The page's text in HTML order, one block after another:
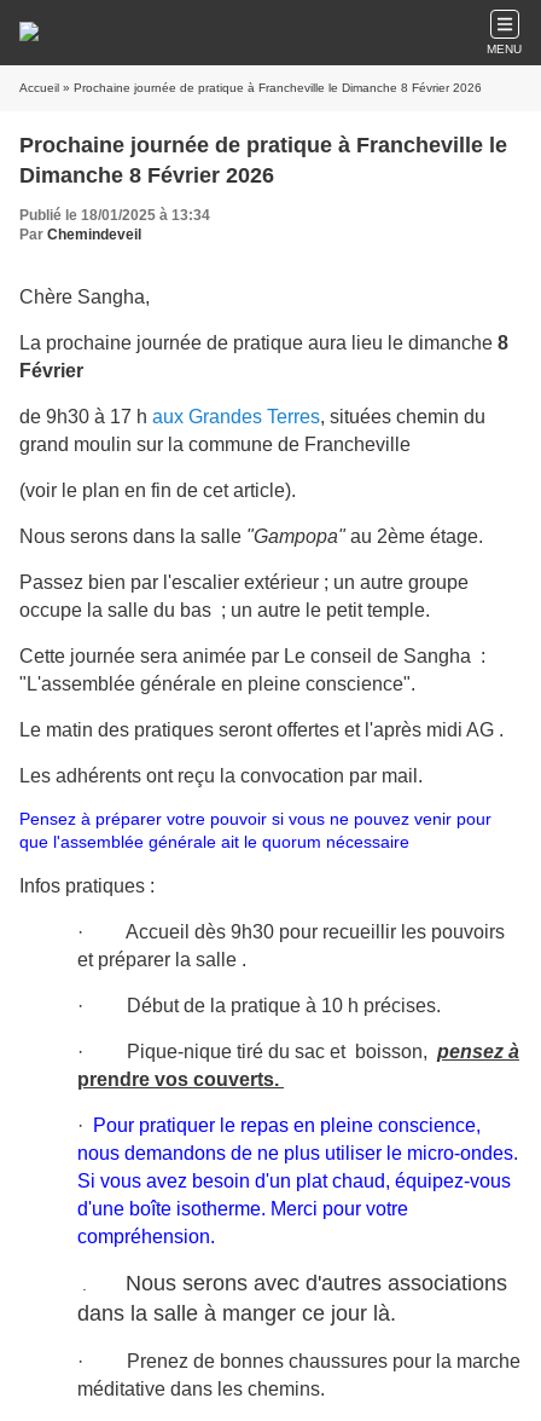
MENU
Accueil » Prochaine journée de pratique à Francheville le Dimanche 8 Février 2026
Prochaine journée de pratique à Francheville le
Dimanche 8 Février 2026
Publié le 18/01/2025 à 13:34
Par Chemindeveil
Chère Sangha,
La prochaine journée de pratique aura lieu le dimanche 8
Février
de 9h30 à 17 h aux Grandes Terres, situées chemin du
grand moulin sur la commune de Francheville
(voir le plan en fin de cet article).
Nous serons dans la salle "Gampopa"au 2ème étage.
Passez bien par l'escalier extérieur ; un autre groupe
occupe la salle du bas ; un autre le petit temple.
Cette journée sera animée par Le conseil de Sangha :
"L'assemblée générale en pleine conscience".
Le matin des pratiques seront offertes et l'après midi AG .
Les adhérents ont reçu la convocation par mail.
Pensez à préparer votre pouvoir si vous ne pouvez venir pour
que l'assemblée générale ait le quorum nécessaire
Infos pratiques :
· Accueil dès 9h30 pour recueillir les pouvoirs
et préparer la salle .
· Début de la pratique à 10 h précises.
· Pique-nique tiré du sac et boisson, pensez à
prendre vos couverts.
·
Pour pratiquer le repas en pleine conscience,
nous demandons de ne plus utiliser le micro-ondes.
Si vous avez besoin d'un plat chaud, équipez-vous
d'une boîte isotherme. Merci pour votre
compréhension.
Nous serons avec d'autres associations
dans la salle à manger ce jour là.
·
Prenez de bonnes chaussures pour la marche
méditative dans les chemins.